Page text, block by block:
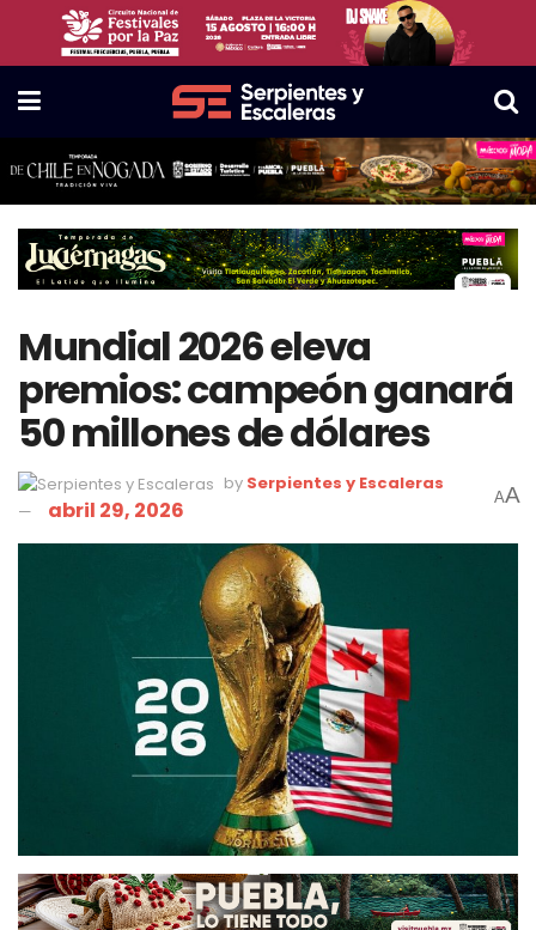
Mundial 2026 eleva
premios: campeón ganará
50 millones de dólares
by Serpientes y Escaleras
abril 29, 2026 AA